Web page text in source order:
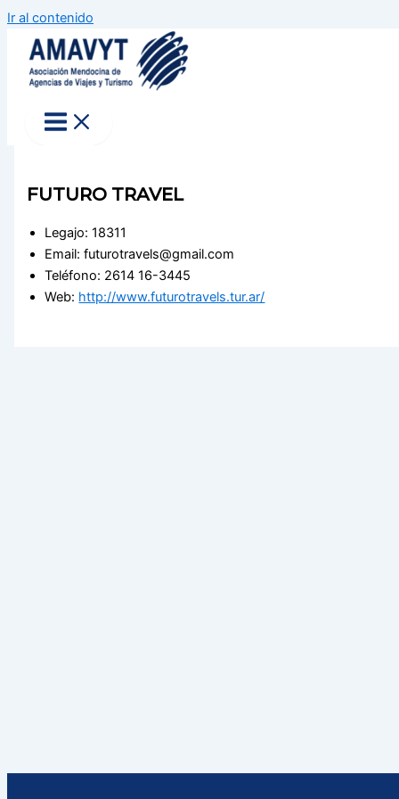
Ir al contenido
FUTURO TRAVEL
Legajo: 18311
Email: futurotravels@gmail.com
Teléfono: 2614 16-3445
Web: http://www.futurotravels.tur.ar/